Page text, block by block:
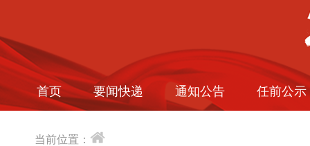
首页 要闻快递 通知公告 任前公示
当前位置：